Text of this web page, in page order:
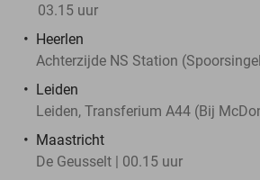
03.15 uur
Heerlen
Achterzijde NS Station
Leiden
Leiden, Transferium A44 (Bij
Maastricht
De Geusselt | 00.15 uur